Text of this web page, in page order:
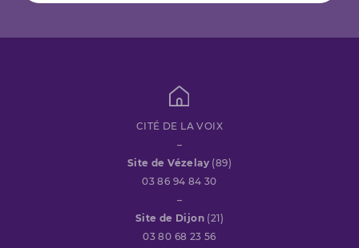
CITÉ DE LA VOIX
–
Site de Vézelay (89)
03 86 94 84 30
–
Site de Dijon (21)
03 80 68 23 56